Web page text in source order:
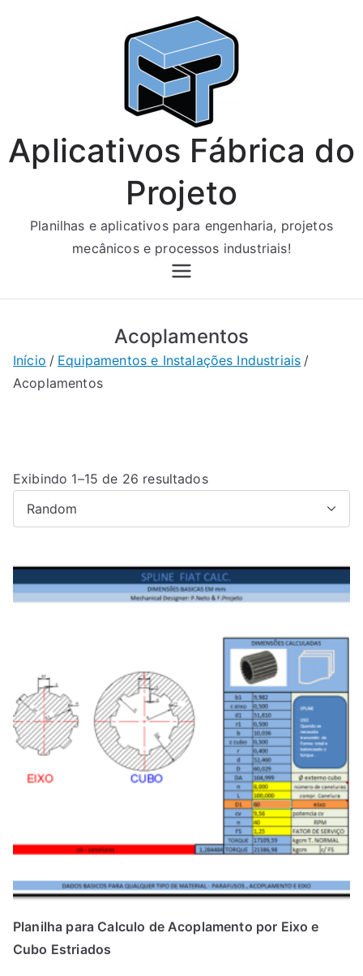
Aplicativos Fábrica do
Projeto
Planilhas e aplicativos para engenharia, projetos
mecânicos e processos industriais!
Acoplamentos
Início
Equipamentos e Instalações Industriais
Acoplamentos
Exibindo 1–15 de 26 resultados
Planilha para Calculo de Acoplamento por Eixo e
Cubo Estriados